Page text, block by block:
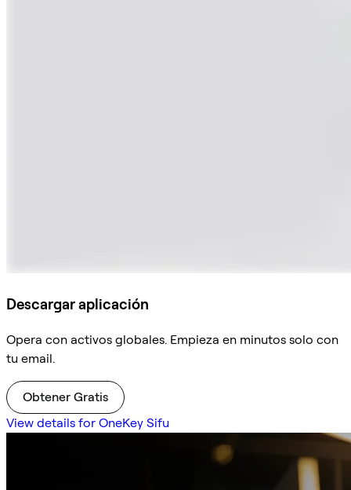
Descargar aplicación
Opera con activos globales. Empieza en minutos solo con
tu email.
Obtener Gratis
View details for OneKey Sifu